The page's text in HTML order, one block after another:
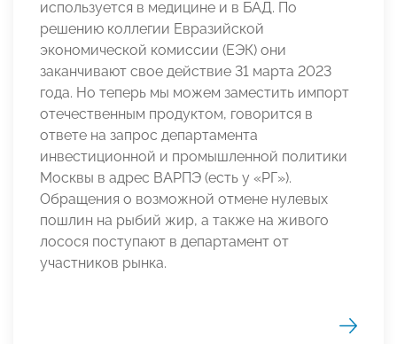
используется в медицине и в БАД. По
решению коллегии Евразийской
экономической комиссии (ЕЭК) они
заканчивают свое действие 31 марта 2023
года. Но теперь мы можем заместить импорт
отечественным продуктом, говорится в
ответе на запрос департамента
инвестиционной и промышленной политики
Москвы в адрес ВАРПЭ (есть у «РГ»).
Обращения о возможной отмене нулевых
пошлин на рыбий жир, а также на живого
лосося поступают в департамент от
участников рынка.